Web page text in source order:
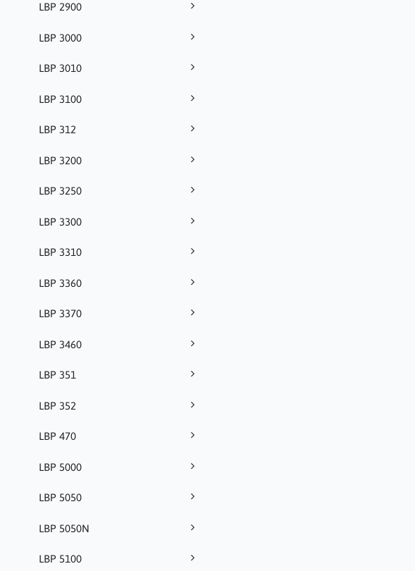
LBP 2900
LBP 3000
LBP 3010
LBP 3100
LBP 312
LBP 3200
LBP 3250
LBP 3300
LBP 3310
LBP 3360
LBP 3370
LBP 3460
LBP 351
LBP 352
LBP 470
LBP 5000
LBP 5050
LBP 5050N
LBP 5100